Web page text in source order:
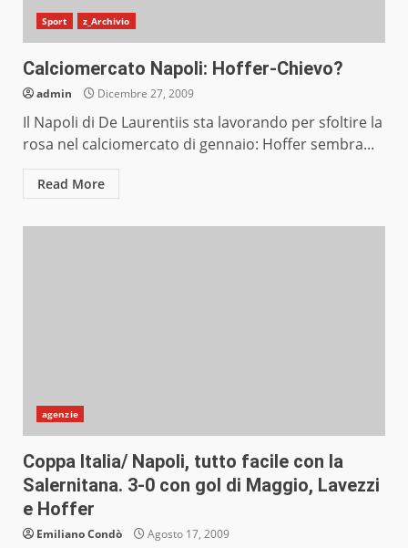
Sport z_Archivio
Calciomercato Napoli: Hoffer-Chievo?
admin Dicembre 27, 2009
Il Napoli di De Laurentiis sta lavorando per sfoltire la
rosa nel calciomercato di gennaio: Hoffer sembra...
Read More
agenzie
Coppa Italia/ Napoli, tutto facile con la
Salernitana. 3-0 con gol di Maggio, Lavezzi
e Hoffer
Emiliano Condò Agosto 17, 2009